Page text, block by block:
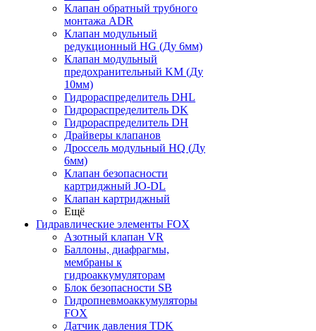
Клапан обратный трубного
монтажа ADR
Клапан модульный
редукционный HG (Ду 6мм)
Клапан модульный
предохранительный KM (Ду
10мм)
Гидрораспределитель DHL
Гидрораспределитель DK
Гидрораспределитель DH
Драйверы клапанов
Дроссель модульный HQ (Ду
6мм)
Клапан безопасности
картриджный JO-DL
Клапан картриджный
Ещё
Гидравлические элементы FOX
Азотный клапан VR
Баллоны, диафрагмы,
мембраны к
гидроаккумуляторам
Блок безопасности SB
Гидропневмоаккумуляторы
FOX
Датчик давления TDK